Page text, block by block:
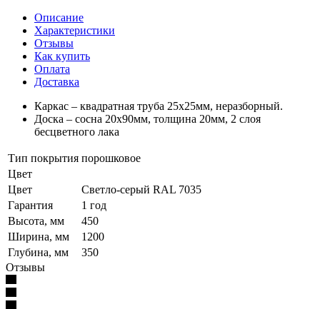
Описание
Характеристики
Отзывы
Как купить
Оплата
Доставка
Каркас – квадратная труба 25х25мм, неразборный.
Доска – сосна 20х90мм, толщина 20мм, 2 слоя
бесцветного лака
Тип покрытия порошковое
Цвет
Цвет
Светло-серый RAL 7035
Гарантия
1 год
Высота, мм
450
Ширина, мм
1200
Глубина, мм
350
Отзывы